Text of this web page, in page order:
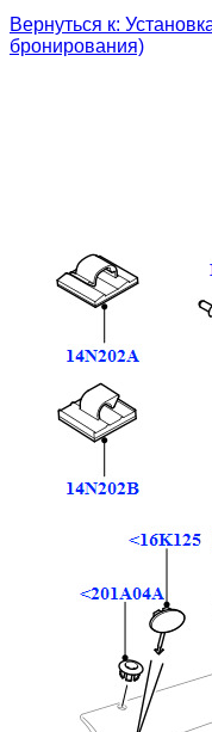
Вернуться к:
бронирования)